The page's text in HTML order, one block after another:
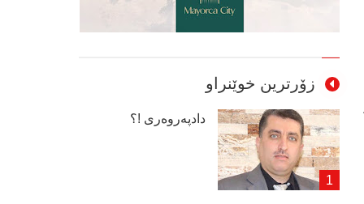
زۆرترین خوێنراو
دادپەروەری !؟